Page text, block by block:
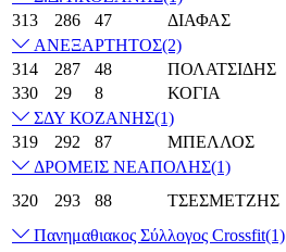
313
286 47 ΔΙΑΦΑΣ
ΑΝΕΞΑΡΤΗΤΟΣ(2)
314
287 48 ΠΟΛΑΤΣΙΔΗΣ
330
29 8 ΚΟΓΙΑ
ΣΔΥ ΚΟΖΑΝΗΣ(1)
319
292 87 ΜΠΕΛΛΟΣ
ΔΡΟΜΕΙΣ ΝΕΑΠΟΛΗΣ(1)
320
293 88 ΤΣΕΣΜΕΤΖΗΣ
Πανημαθιακος Σύλλογος Crossfit(1)